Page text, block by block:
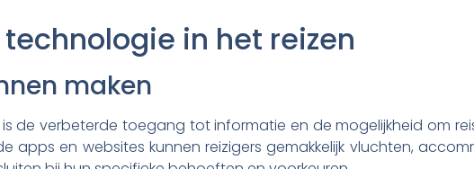
in het reizen
maken
de verbeterde toegang tot informatie en de mogelijkheid om
apps en websites kunnen reizigers gemakkelijk vluchten,